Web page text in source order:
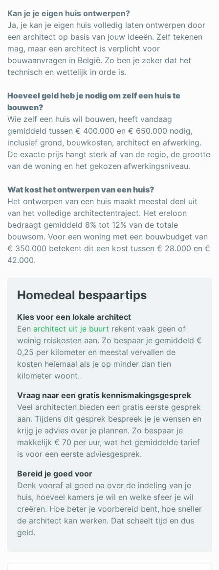
Kan je je eigen huis ontwerpen?
Ja, je kan je eigen huis volledig laten ontwerpen door
een architect op basis van jouw ideeën. Zelf tekenen
mag, maar een architect is verplicht voor
bouwaanvragen in België. Zo ben je zeker dat het
technisch en wettelijk in orde is.
Hoeveel geld heb je nodig om zelf een huis te
bouwen?
Wie zelf een huis wil bouwen, heeft vandaag
gemiddeld tussen € 400.000 en € 650.000 nodig,
inclusief grond, bouwkosten, architect en afwerking.
De exacte prijs hangt sterk af van de regio, de grootte
van de woning en het gekozen afwerkingsniveau.
Wat kost het ontwerpen van een huis?
Het ontwerpen van een huis maakt meestal deel uit
van het volledige architectentraject. Het ereloon
bedraagt gemiddeld 8% tot 12% van de totale
bouwsom. Voor een woning met een bouwbudget van
€ 350.000 betekent dit een kost tussen € 28.000 en €
42.000.
Homedeal bespaartips
Kies voor een lokale architect
Een architect uit je buurt rekent vaak geen of
weinig reiskosten aan. Zo bespaar je gemiddeld €
0,25 per kilometer en meestal vervallen de
kosten helemaal als je op minder dan tien
kilometer woont.
Vraag naar een gratis kennismakingsgesprek
Veel architecten bieden een gratis eerste gesprek
aan. Tijdens dit gesprek bespreek je je wensen en
krijg je advies over je plannen. Zo bespaar je
makkelijk € 70 per uur, wat het gemiddelde tarief
is voor een eerste adviesgesprek.
Bereid je goed voor
Denk vooraf al goed na over de indeling van je
huis, hoeveel kamers je wil en welke sfeer je wil
creëren. Hoe beter je voorbereid bent, hoe sneller
de architect kan werken. Dat scheelt tijd en dus
geld.